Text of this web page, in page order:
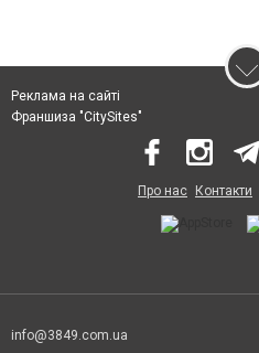
Реклама на сайті
Франшиза "CitySites"
Про нас Контакти
info@3849.com.ua